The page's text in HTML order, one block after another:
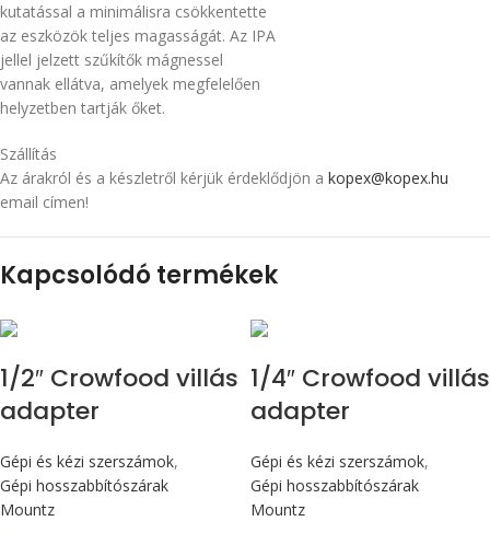
kutatással a minimálisra csökkentette
az eszközök teljes magasságát. Az IPA
jellel jelzett szűkítők mágnessel
vannak ellátva, amelyek megfelelően
helyzetben tartják őket.
Szállítás
Az árakról és a készletről kérjük érdeklődjön a kopex@kopex.hu
email címen!
Kapcsolódó termékek
1/2″ Crowfood villás
adapter
Gépi és kézi szerszámok,
Gépi hosszabbítószárak
Mountz
1/4″ Crowfood villás
adapter
Gépi és kézi szerszámok,
Gépi hosszabbítószárak
Mountz